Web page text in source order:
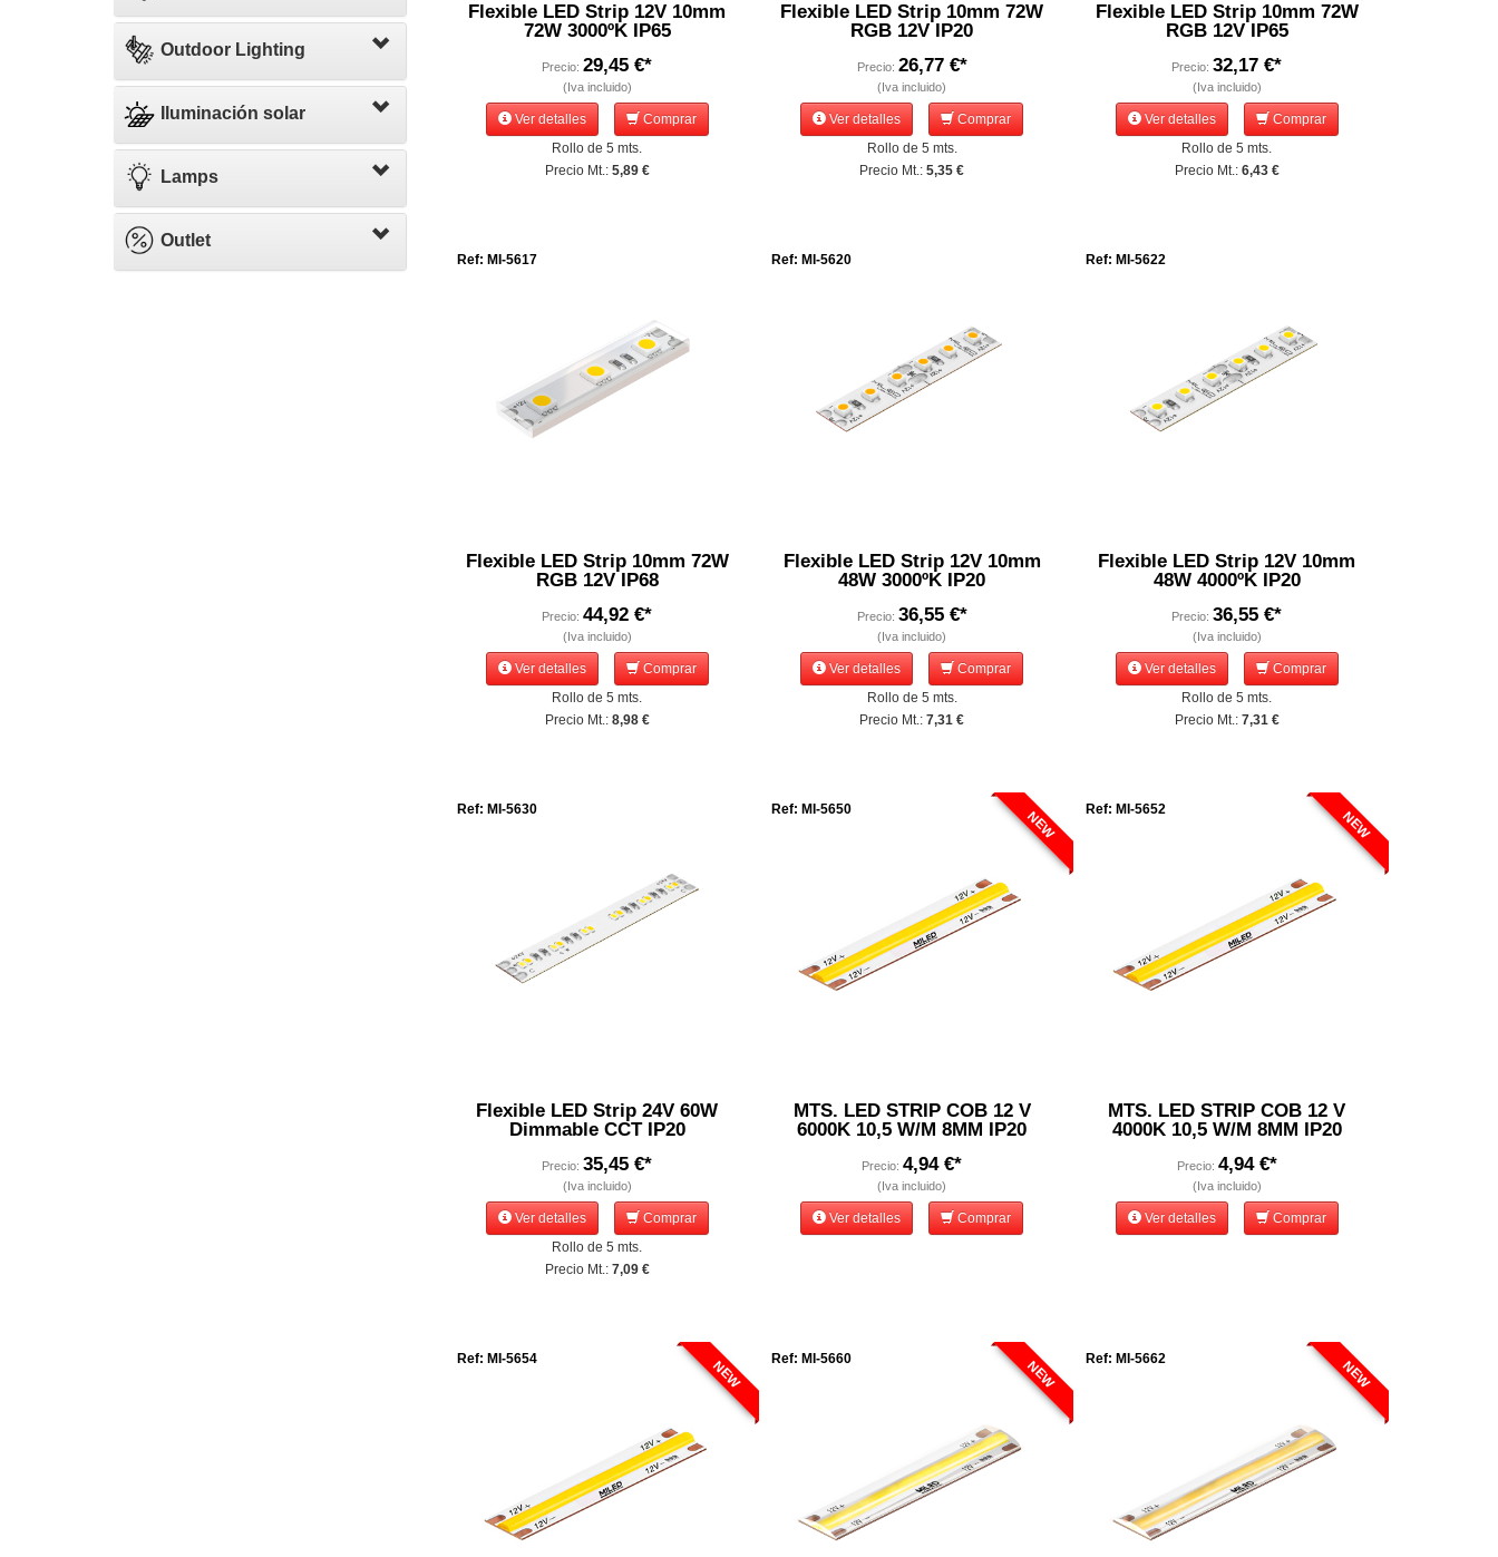
Outdoor Lighting
Iluminación solar
Lamps
Outlet
Flexible LED Strip 12V 10mm
72W 3000ºK IP65
Precio:29,45 €*
(Iva incluido)
Ver detalles
Comprar
Rollo de 5 mts.
Precio Mt.: 5,89 €
Flexible LED Strip 10mm 72W
RGB 12V IP20
Precio: 26,77 €*
(Iva incluido)
Ver detalles
Comprar
Rollo de 5 mts.
Precio Mt.:5,35 €
Flexible LED Strip 10mm 72W
RGB 12V IP65
Precio:32,17 €*
(Iva incluido)
Ver detalles
Comprar
Rollo de 5 mts.
Precio Mt.: 6,43 €
Ref: MI-5617
Flexible LED Strip 10mm 72W
RGB 12V IP68
Precio:44,92 €*
(Iva incluido)
Ver detalles
Comprar
Rollo de 5 mts.
Precio Mt.: 8,98 €
Ref: MI-5620
Flexible LED Strip 12V 10mm
48W 3000ºK IP20
Precio: 36,55 €*
(Iva incluido)
Ver detalles
Comprar
Rollo de 5 mts.
Precio Mt.:7,31 €
Ref: MI-5622
Flexible LED Strip 12V 10mm
48W 4000ºK IP20
Precio:36,55 €*
(Iva incluido)
Ver detalles
Comprar
Rollo de 5 mts.
Precio Mt.: 7,31 €
Ref: MI-5630
Flexible LED Strip 24V 60W
Dimmable CCT IP20
Precio:35,45 €*
(Iva incluido)
Ver detalles
Comprar
Rollo de 5 mts.
Precio Mt.: 7,09 €
NEW
Ref: MI-5650
MTS. LED STRIP COB 12 V
6000K 10,5 W/M 8MM IP20
Precio:4,94 €*
(Iva incluido)
Ver detalles Comprar
NEW
Ref: MI-5652
MTS. LED STRIP COB 12 V
4000K 10,5 W/M 8MM IP20
Precio: 4,94 €*
(Iva incluido)
Ver detalles Comprar
NEW
Ref: MI-5654 NEW
Ref: MI-5660 NEW
Ref: MI-5662